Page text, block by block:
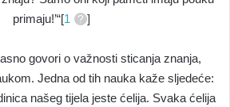
primaju!’“[1 ]
govori o važnosti sticanja znanja,
Jedna od tih nauka kaže sljedeće:
našeg tijela jeste ćelija. Svaka ćelija